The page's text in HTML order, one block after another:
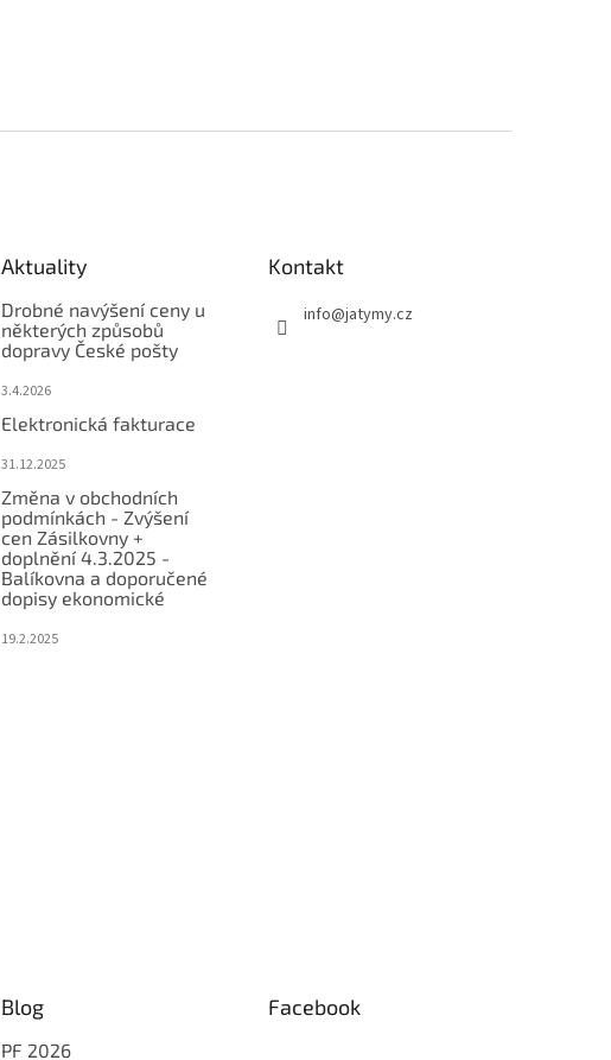
Aktuality
Drobné navýšení ceny u
některých způsobů
dopravy České pošty
3.4.2026
Elektronická fakturace
31.12.2025
Změna v obchodních
podmínkách - Zvýšení
cen Zásilkovny +
doplnění 4.3.2025 -
Balíkovna a doporučené
dopisy ekonomické
19.2.2025
Kontakt
info@jatymy.cz
Blog
PF 2026
Facebook